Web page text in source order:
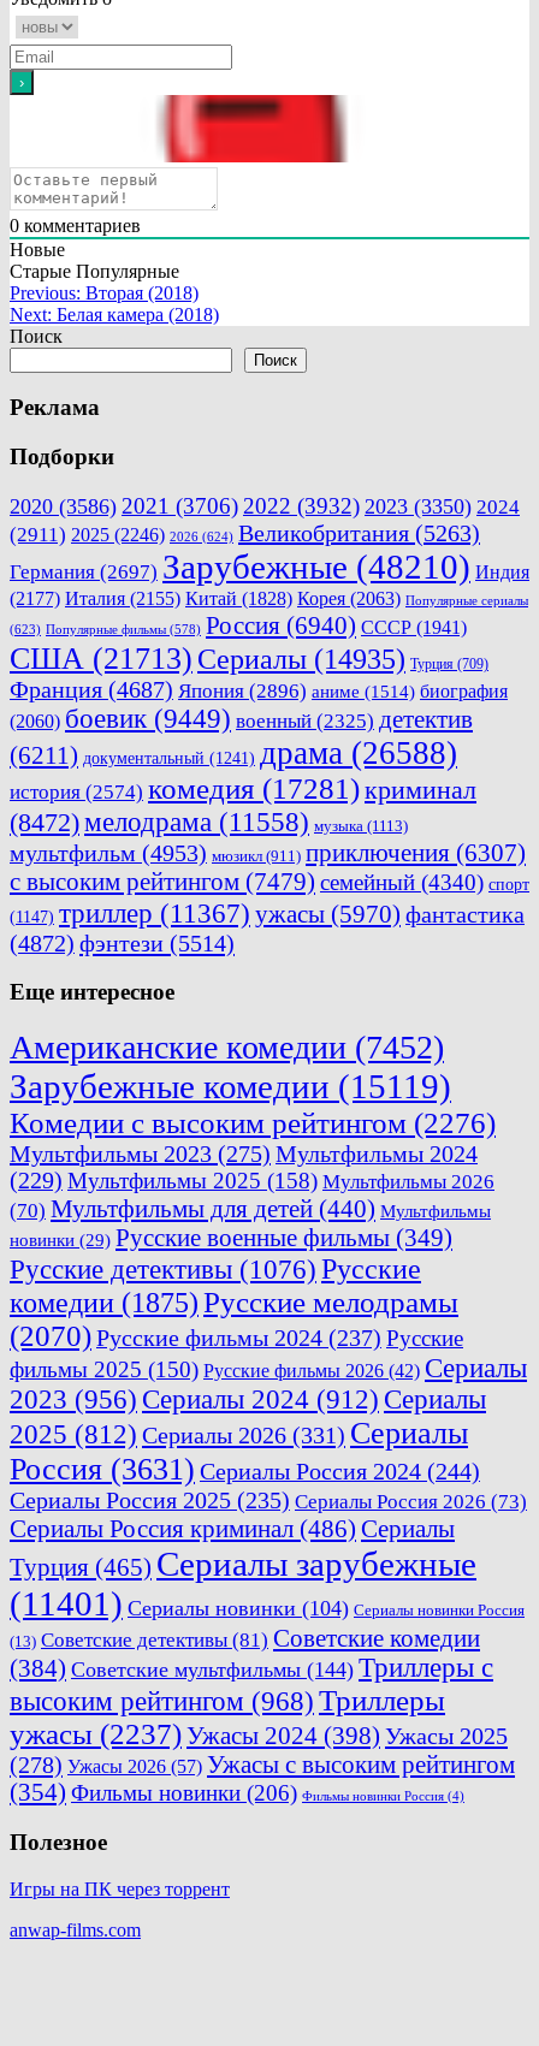
0 комментариев
Новые
Старые Популярные
Навигация
по
Previous: Вторая (2018)
Next: Белая камера (2018)
Поиск
Поиск
Реклама
Подборки
2020 (3586) 2021 (3706) 2022 (3932) 2023 (3350) 2024
(2911) 2025 (2246) 2026 (624) Великобритания (5263)
Германия (2697) Зарубежные (48210) Индия
(2177) Италия (2155) Китай (1828) Корея (2063) Популярные сериалы
(623) Популярные фильмы (578) Россия (6940) СССР (1941)
США (21713) Сериалы (14935) Турция (709)
Франция (4687) Япония (2896) аниме (1514) биография
(2060) боевик (9449) военный (2325) детектив
(6211) документальный (1241) драма (26588)
история (2574) комедия (17281)криминал
(8472)мелодрама (11558) музыка (1113)
мультфильм (4953) мюзикл (911) приключения (6307)
с высоким рейтингом (7479) семейный (4340) спорт
(1147) триллер (11367) ужасы (5970) фантастика
(4872) фэнтези (5514)
Еще интересное
Американские комедии (7452)
Зарубежные комедии (15119)
Комедии с высоким рейтингом (2276)
Мультфильмы 2023 (275) Мультфильмы 2024
(229) Мультфильмы 2025 (158) Мультфильмы 2026
(70) Мультфильмы для детей (440) Мультфильмы
новинки (29) Русские военные фильмы (349)
Русские детективы (1076)Русские
комедии (1875)Русские мелодрамы
(2070)Русские фильмы 2024 (237) Русские
фильмы 2025 (150) Русские фильмы 2026 (42) Сериалы
2023 (956) Сериалы 2024 (912) Сериалы
2025 (812) Сериалы 2026 (331) Сериалы
Россия (3631) Сериалы Россия 2024 (244)
Сериалы Россия 2025 (235) Сериалы Россия 2026 (73)
Сериалы Россия криминал (486) Сериалы
Турция (465) Сериалы зарубежные
(11401) Сериалы новинки (104) Сериалы новинки Россия
(13) Советские детективы (81) Советские комедии
(384) Советские мультфильмы (144) Триллеры с
высоким рейтингом (968) Триллеры
ужасы (2237)Ужасы 2024 (398) Ужасы 2025
(278) Ужасы 2026 (57) Ужасы с высоким рейтингом
(354) Фильмы новинки (206) Фильмы новинки Россия (4)
Полезное
Игры на ПК через торрент
anwap-films.com